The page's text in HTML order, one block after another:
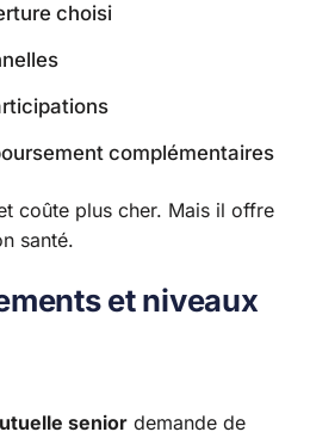
choisi
complémentaires
coûte plus cher. Mais il offre
santé.
et niveaux
senior demande de